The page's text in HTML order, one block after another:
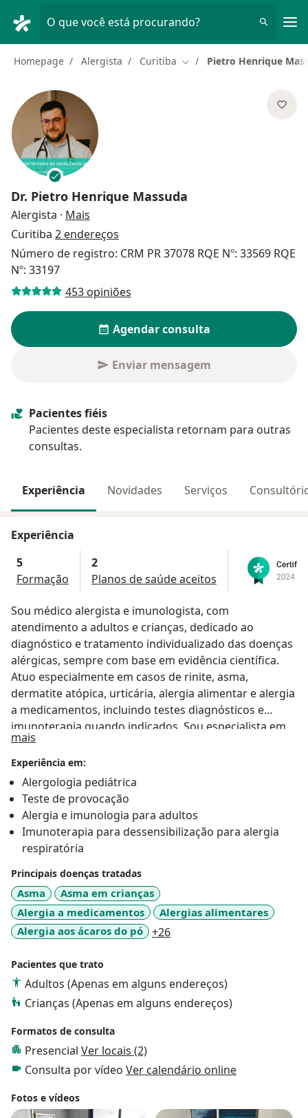
O que você está procurando?
Homepage Alergista Curitiba Mudar de cidade
Pietro Henrique
Dr. Pietro Henrique Massuda
Alergista · Mais
Curitiba 2 endereços
Número de registro: CRM PR 37078 RQE Nº: 33569 RQE
Nº: 33197
453 opiniões
Agendar consulta
Enviar mensagem
Pacientes fiéis
Pacientes deste especialista retornam para outras
consultas.
Experiência Novidades Serviços
Experiência
5
Formação
2
Planos de saúde aceitos
Sou médico alergista e imunologista, com
atendimento a adultos e crianças, dedicado ao
diagnóstico e tratamento individualizado das doenças
alérgicas, sempre com base em evidência científica.
Atuo especialmente em casos de rinite, asma,
dermatite atópica, urticária, alergia alimentar e alergia
a medicamentos, incluindo testes diagnósticos e
imunoterapia quando indicados. Sou especialista em
Alergia e Imunologia, com formação no HC-FMUSP e
membro da ASBAI. Meu objetivo é oferecer um
atendimento cuidadoso, claro e personalizado,
buscando o melhor resultado para cada paciente.
mais
Experiência em:
Alergologia pediátrica
Teste de provocação
Alergia e imunologia para adultos
Imunoterapia para dessensibilização para alergia
respiratória
Principais doenças tratadas
Asma
Asma em crianças
Alergia a medicamentos
Alergias alimentares
Alergia aos ácaros do pó
+26a11y_sr_more_diseases
Pacientes que trato
Adultos (Apenas em alguns endereços)
Crianças (Apenas em alguns endereços)
Formatos de consulta
Presencial Ver locais (2)
Consulta por vídeo Ver calendário online
Fotos e vídeos